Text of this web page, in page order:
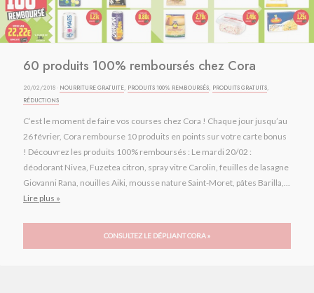
60 produits 100% remboursés chez Cora
20/02/2018 · NOURRITURE GRATUITE, PRODUITS 100% REMBOURSÉS, PRODUITS GRATUITS,
RÉDUCTIONS
C’est le moment de faire vos courses chez Cora ! Chaque jour jusqu’au
26 février, Cora rembourse 10 produits en points sur votre carte bonus
! Découvrez les produits 100% remboursés : Le mardi 20/02 :
déodorant Nivea, Fuzetea citron, spray vitre Carolin, feuilles de lasagne
Giovanni Rana, nouilles Aiki, mousse nature Saint-Moret, pâtes Barilla,...
Lire plus »
CONSULTEZ LE DÉPLIANT CORA »